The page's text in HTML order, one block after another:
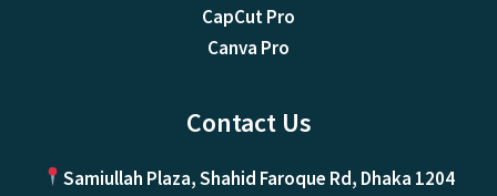
CapCut Pro
Canva Pro
Contact Us
Samiullah Plaza, Shahid Faroque Rd, Dhaka 1204